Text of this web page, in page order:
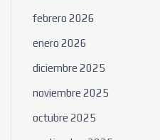
febrero 2026
enero 2026
diciembre 2025
noviembre 2025
octubre 2025